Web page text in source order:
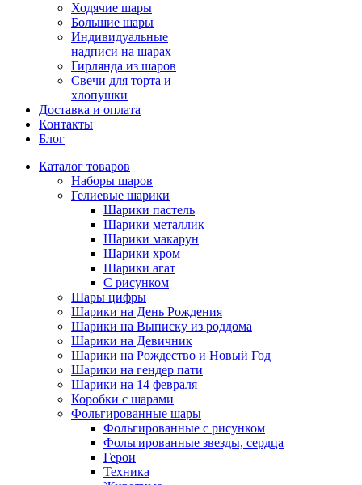
Ходячие шары
Большие шары
Индивидуальные
надписи на шарах
Гирлянда из шаров
Свечи для торта и
хлопушки
Доставка и оплата
Контакты
Блог
Каталог товаров
Наборы шаров
Гелиевые шарики
Шарики пастель
Шарики металлик
Шарики макарун
Шарики хром
Шарики агат
С рисунком
Шары цифры
Шарики на День Рождения
Шарики на Выписку из роддома
Шарики на Девичник
Шарики на Рождество и Новый Год
Шарики на гендер пати
Шарики на 14 февраля
Коробки с шарами
Фольгированные шары
Фольгированные с рисунком
Фольгированные звезды, сердца
Герои
Техника